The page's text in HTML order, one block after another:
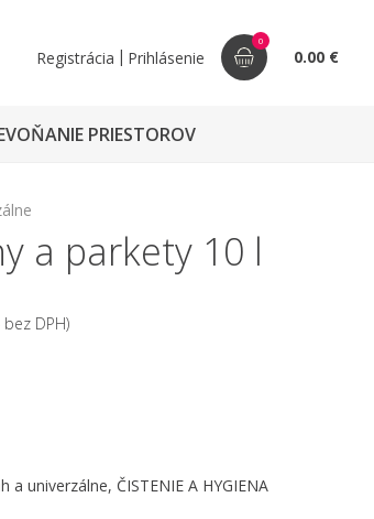
Registrácia | Prihlásenie
0
0.00 €
PRIESTOROV
a parkety 10 l
bez DPH)
a univerzálne, ČISTENIE A HYGIENA